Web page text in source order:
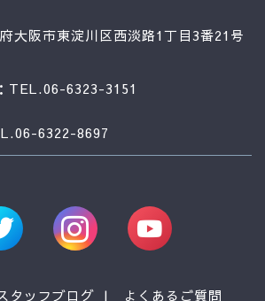
大阪市東淀川区西淡路1丁目3番21号
TEL.06-6323-3151
6322-8697
タッフブログ よくあるご質問